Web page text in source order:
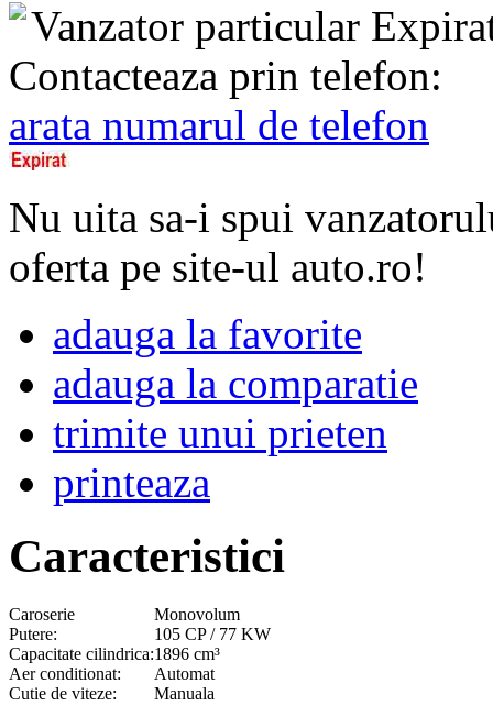
Vanzator particular
Contacteaza prin telefon:
arata numarul de telefon
Nu uita sa-i spui
oferta pe site-ul auto.ro!
adauga la favorite
adauga la comparatie
trimite unui prieten
printeaza
Caracteristici
Caroserie
Monovolum
Putere:
105 CP / 77 KW
Capacitate cilindrica:1896 cm³
Aer conditionat:
Automat
Cutie de viteze:
Manuala